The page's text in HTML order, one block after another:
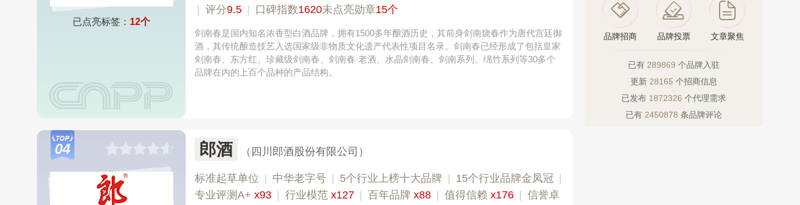
已点亮标签： 12个
评分9.5 口碑指数1620未点亮勋章15个
剑南春是国内知名浓香型白酒品牌，拥有1500多年酿酒历史，其前身剑南烧春作为唐代宫廷御
酒，其传统酿造技艺入选国家级非物质文化遗产代表性项目名录。剑南春已经形成了包括皇家
剑南春、东方红、珍藏级剑南春、剑南春·老酒、水晶剑南春、剑南系列、绵竹系列等30多个
品牌在内的上百个品种的产品结构。
04 郎酒 （四川郎酒股份有限公司）
标准起草单位 中华老字号 5个行业上榜十大品牌 15个行业品牌金凤冠
专业评测A+ x93 行业模范 x127 百年品牌 x88 值得信赖 x176
信誉卓
品牌招商 品牌投票 文章聚焦
已有 289869 个品牌入驻
更新 28165 个招商信息
已发布 1872326 个代理需求
已有 2450878 条品牌评论